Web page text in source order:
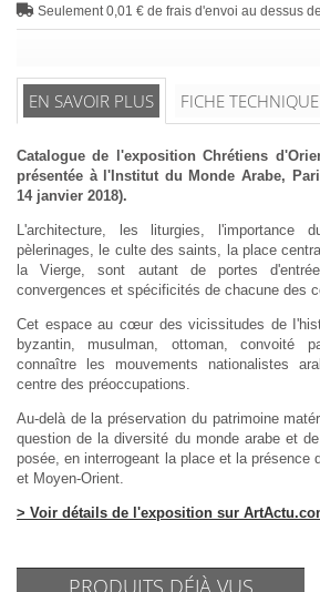
Seulement 0,01 € de frais d'envoi au dessus
EN SAVOIR PLUS FICHE TECHNIQUE
Catalogue de l'exposition Chrétiens
présentée à l'Institut du Monde Arabe,
14 janvier 2018).
L'architecture, les liturgies, l'importance
pèlerinages, le culte des saints, la place
la Vierge, sont autant de portes
convergences et spécificités de chacune des
Cet espace au cœur des vicissitudes de
byzantin, musulman, ottoman, convoité
connaître les mouvements nationalistes
centre des préoccupations.
Au-delà de la préservation du patrimoine
question de la diversité du monde arabe et
posée, en interrogeant la place et la présence
et Moyen-Orient.
> Voir détails de l'exposition sur
PRODUITS DÉJÀ VUS